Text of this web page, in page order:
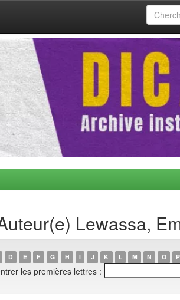
Lewassa,
D E F G H I J K L M N O P
les premières lettres :